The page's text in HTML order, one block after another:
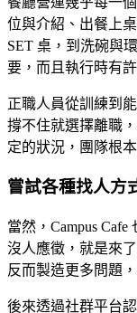
位與介紹、出餐上
SET 桌，到洗碗與
要，而且執行時有
正職人員從訓練到
撐不住就選擇離職
定的狀況，團隊根
嘗試各種找人方
當然，Campus
沒人應徵，就是來
反而製造更多問題
後來透過社群平台